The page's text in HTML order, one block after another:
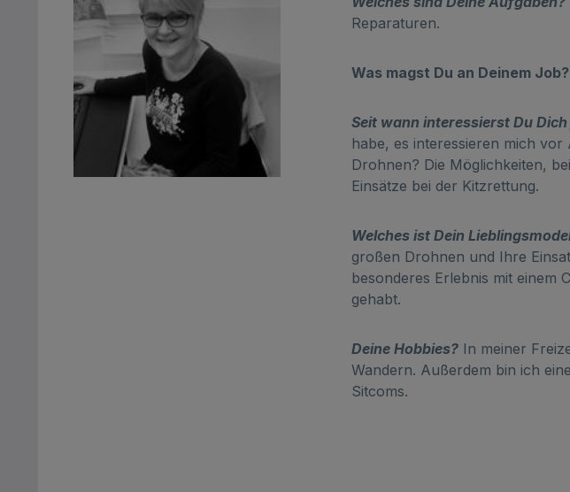
Reparaturen.
Was magst Du an Deinem Job?
Seit wann interessierst Du
habe, es interessieren mich vor
Drohnen? Die Möglichkeiten,
Einsätze bei der Kitzrettung.
Welches ist Dein
großen Drohnen und Ihre
besonderes Erlebnis mit einem
gehabt.
Deine Hobbies? In meiner
Wandern. Außerdem bin ich
Sitcoms.